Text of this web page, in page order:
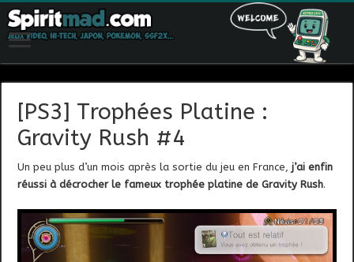
[PS3] Trophées Platine :
Gravity Rush #4
Un peu plus d’un mois après la sortie du jeu en France,j’ai enfin
réussi à décrocher le fameux trophée platine de Gravity Rush.